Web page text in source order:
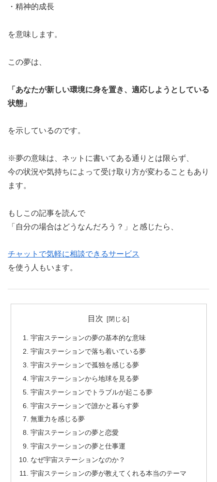
・精神的成長
を意味します。
この夢は、
「あなたが新しい環境に身を置き、適応しようとしている
状態」
を示しているのです。
※夢の意味は、ネットに書いてある通りとは限らず、
今の状況や気持ちによって受け取り方が変わることもあり
ます。
もしこの記事を読んで
「自分の場合はどうなんだろう？」と感じたら、
チャットで気軽に相談できるサービス
を使う人もいます。
目次
宇宙ステーションの夢の基本的な意味
宇宙ステーションで落ち着いている夢
宇宙ステーションで孤独を感じる夢
宇宙ステーションから地球を見る夢
宇宙ステーションでトラブルが起こる夢
宇宙ステーションで誰かと暮らす夢
無重力を感じる夢
宇宙ステーションの夢と恋愛
宇宙ステーションの夢と仕事運
なぜ宇宙ステーションなのか？
宇宙ステーションの夢が教えてくれる本当のテーマ